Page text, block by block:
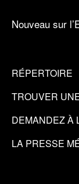
Nouveau sur
RÉPERTOIRE
TROUVER
DEMANDEZ À
LA PRESSE